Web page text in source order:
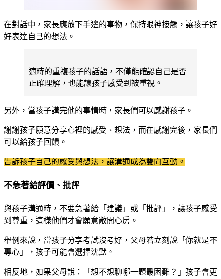
在對話中，家長應放下手邊的事物，保持眼神接觸，讓孩子好
好表達自己的想法。
適時的重複孩子的話語，不僅能確認自己是否
正確理解，也能讓孩子感受到被重視。
另外，當孩子講完他的事情時，家長們可以感謝孩子。
謝謝孩子願意分享心裡的感受、想法，而在感謝完後，家長們
可以給孩子回饋。
告訴孩子自己的感受與想法，讓溝通成為雙向互動。
不急著給評價、批評
與孩子溝通時，不要急著給「建議」或「批評」，讓孩子感受
到尊重，這樣他們才會願意敞開心房。
舉例來說，當孩子分享考試沒考好，父母若立刻說「你就是不
專心」，孩子可能會選擇沈默。
相反地，如果父母說：「想不想聊哪一題最困難？」孩子會更